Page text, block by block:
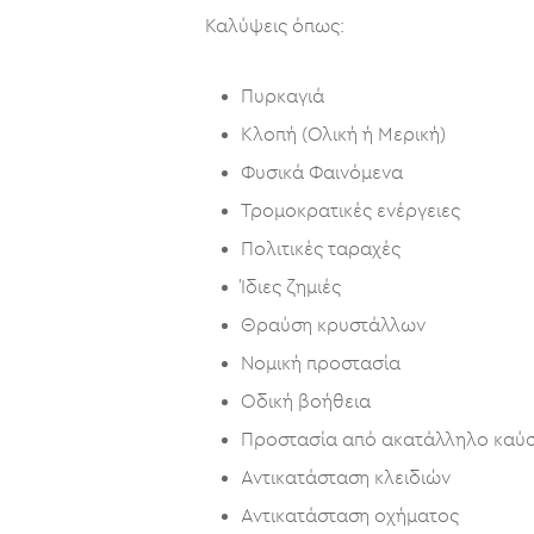
Καλύψεις όπως:
Πυρκαγιά
Κλοπή (Ολική ή Μερική)
Φυσικά Φαινόμενα
Τρομοκρατικές ενέργειες
Πολιτικές ταραχές
Ίδιες ζημιές
Θραύση κρυστάλλων
Νομική προστασία
Οδική βοήθεια
Προστασία από ακατάλληλο
Αντικατάσταση κλειδιών
Αντικατάσταση οχήματος